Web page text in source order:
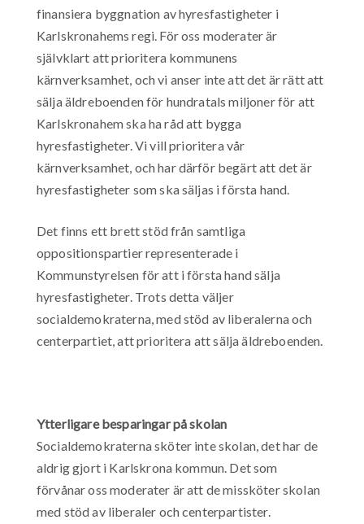
finansiera byggnation av hyresfastigheter i
Karlskronahems regi. För oss moderater är
självklart att prioritera kommunens
kärnverksamhet, och vi anser inte att det är rätt att
sälja äldreboenden för hundratals miljoner för att
Karlskronahem ska ha råd att bygga
hyresfastigheter. Vi vill prioritera vår
kärnverksamhet, och har därför begärt att det är
hyresfastigheter som ska säljas i första hand.
Det finns ett brett stöd från samtliga
oppositionspartier representerade i
Kommunstyrelsen för att i första hand sälja
hyresfastigheter. Trots detta väljer
socialdemokraterna, med stöd av liberalerna och
centerpartiet, att prioritera att sälja äldreboenden.
Ytterligare besparingar på skolan
Socialdemokraterna sköter inte skolan, det har de
aldrig gjort i Karlskrona kommun. Det som
förvånar oss moderater är att de missköter skolan
med stöd av liberaler och centerpartister.